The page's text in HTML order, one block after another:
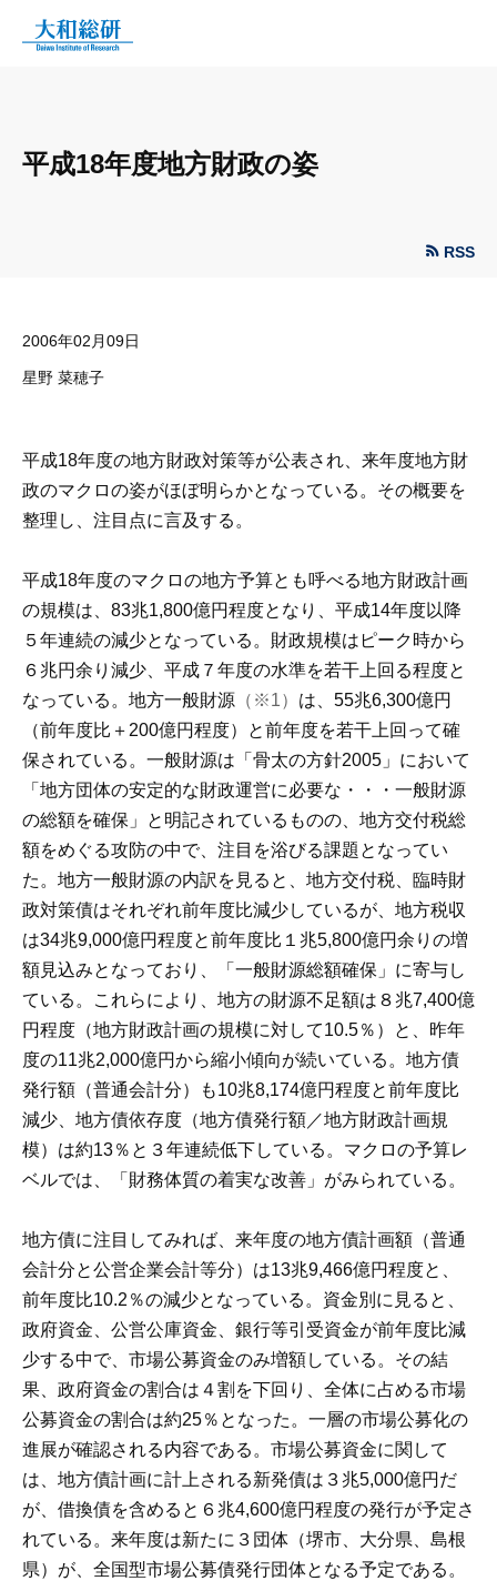
平成18年度地方財政の姿
RSS
2006年02月09日
星野 菜穂子
平成18年度の地方財政対策等が公表され、来年度地方財
政のマクロの姿がほぼ明らかとなっている。その概要を
整理し、注目点に言及する。
平成18年度のマクロの地方予算とも呼べる地方財政計画
の規模は、83兆1,800億円程度となり、平成14年度以降
５年連続の減少となっている。財政規模はピーク時から
６兆円余り減少、平成７年度の水準を若干上回る程度と
なっている。地方一般財源 （※1） は、55兆6,300億円
（前年度比＋200億円程度）と前年度を若干上回って確
保されている。一般財源は「骨太の方針2005」において
「地方団体の安定的な財政運営に必要な・・・一般財源
の総額を確保」と明記されているものの、地方交付税総
額をめぐる攻防の中で、注目を浴びる課題となってい
た。地方一般財源の内訳を見ると、地方交付税、臨時財
政対策債はそれぞれ前年度比減少しているが、地方税収
は34兆9,000億円程度と前年度比１兆5,800億円余りの増
額見込みとなっており、「一般財源総額確保」に寄与し
ている。これらにより、地方の財源不足額は８兆7,400億
円程度（地方財政計画の規模に対して10.5％）と、昨年
度の11兆2,000億円から縮小傾向が続いている。地方債
発行額（普通会計分）も10兆8,174億円程度と前年度比
減少、地方債依存度（地方債発行額／地方財政計画規
模）は約13％と３年連続低下している。マクロの予算レ
ベルでは、「財務体質の着実な改善」がみられている。
地方債に注目してみれば、来年度の地方債計画額（普通
会計分と公営企業会計等分）は13兆9,466億円程度と、
前年度比10.2％の減少となっている。資金別に見ると、
政府資金、公営公庫資金、銀行等引受資金が前年度比減
少する中で、市場公募資金のみ増額している。その結
果、政府資金の割合は４割を下回り、全体に占める市場
公募資金の割合は約25％となった。一層の市場公募化の
進展が確認される内容である。市場公募資金に関して
は、地方債計画に計上される新発債は３兆5,000億円だ
が、借換債を含めると６兆4,600億円程度の発行が予定さ
れている。来年度は新たに３団体（堺市、大分県、島根
県）が、全国型市場公募債発行団体となる予定である。